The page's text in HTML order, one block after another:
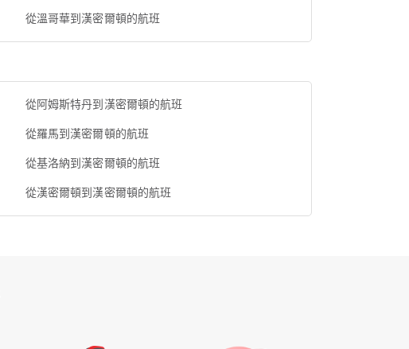
從溫哥華到漢密爾頓的航班
從阿姆斯特丹到漢密爾頓的航班
從羅馬到漢密爾頓的航班
從基洛納到漢密爾頓的航班
從漢密爾頓到漢密爾頓的航班